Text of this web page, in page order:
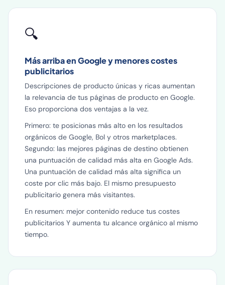
🔍
Más arriba en Google y menores costes
publicitarios
Descripciones de producto únicas y ricas aumentan
la relevancia de tus páginas de producto en Google.
Eso proporciona dos ventajas a la vez.
Primero: te posicionas más alto en los resultados
orgánicos de Google, Bol y otros marketplaces.
Segundo: las mejores páginas de destino obtienen
una puntuación de calidad más alta en Google Ads.
Una puntuación de calidad más alta significa un
coste por clic más bajo. El mismo presupuesto
publicitario genera más visitantes.
En resumen: mejor contenido reduce tus costes
publicitarios Y aumenta tu alcance orgánico al mismo
tiempo.